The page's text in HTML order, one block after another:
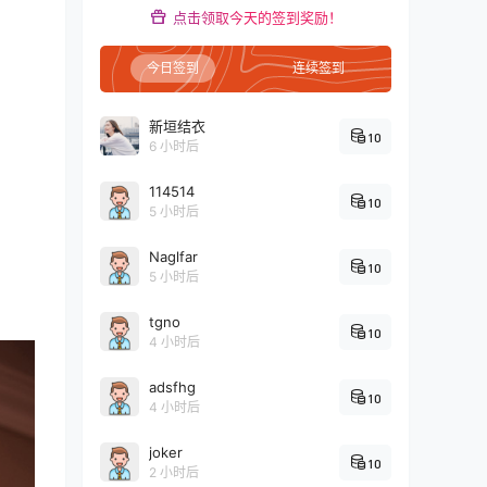
点击领取今天的签到奖励！
今日签到 连续签到
新垣结衣
6 小时后
10
114514
5 小时后
10
Naglfar
5 小时后
10
tgno
4 小时后
10
adsfhg
4 小时后
10
joker
2 小时后
10